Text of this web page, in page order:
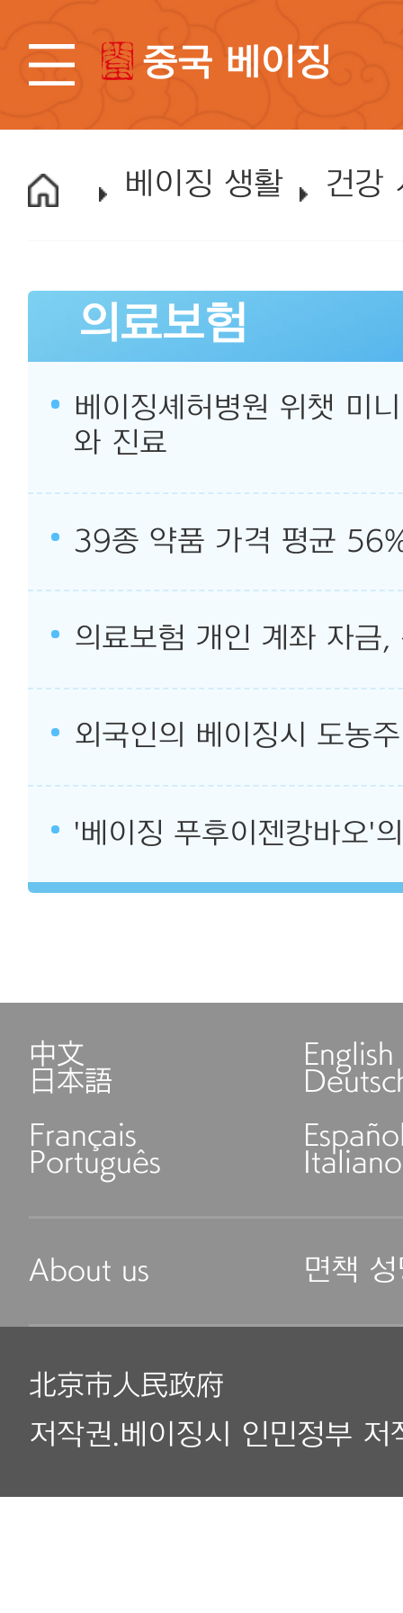
중국 베이징
베이징 생활 건강
의료보험
베이징셰허병원 위챗 미
와 진료
39종 약품 가격 평균
의료보험 개인 계좌 자금
외국인의 베이징시 도농
'베이징 푸후이젠캉바오'
中文 English
日本語
Français
Português Italiano
About us 면책
北京市人民政府
저작권.베이징시 인민정부